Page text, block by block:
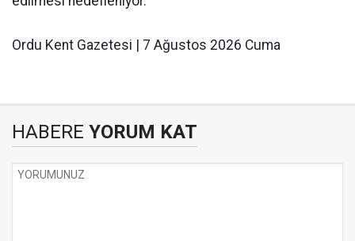
Ordu Kent Gazetesi | 7 Ağustos 2026 Cuma
HABERE YORUM KAT